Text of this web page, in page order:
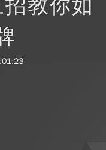
教你如